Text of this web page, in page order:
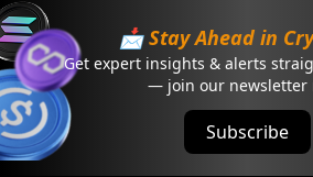
📩 Stay Ahead in
Get expert insights & alerts
— join our newsletter
Subscribe